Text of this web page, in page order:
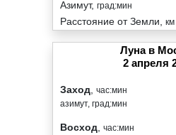
Азимут, град:мин
Расстояние от Земли, км
Луна в
2 апреля
Заход час:мин
азимут, град:мин
Восход час:мин